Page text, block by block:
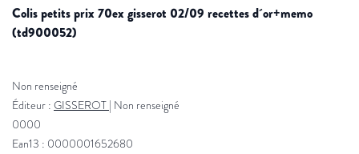
colis petits prix 70ex gisserot 02/09 recettes d´or+memo
(td900052)
Non renseigné
Éditeur : GISSEROT | Non renseigné
0000
Ean13 : 0000001652680